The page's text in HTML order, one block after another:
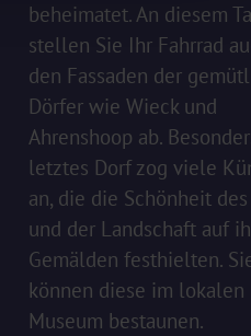
beheimatet. An diesem
stellen Sie Ihr Fahrrad
den Fassaden der
Dörfer wie Wieck und
Ahrenshoop ab.
letztes Dorf zog viele
an, die die Schönheit
und der Landschaft auf
Gemälden festhielten.
können diese im lokalen
Museum bestaunen.